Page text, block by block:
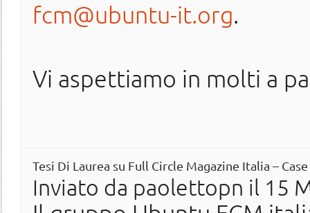
fcm@ubuntu-it.org.
Vi aspettiamo in molti a
Tesi Di Laurea su Full Circle Magazine Italia –
Inviato da paolettopn il 15